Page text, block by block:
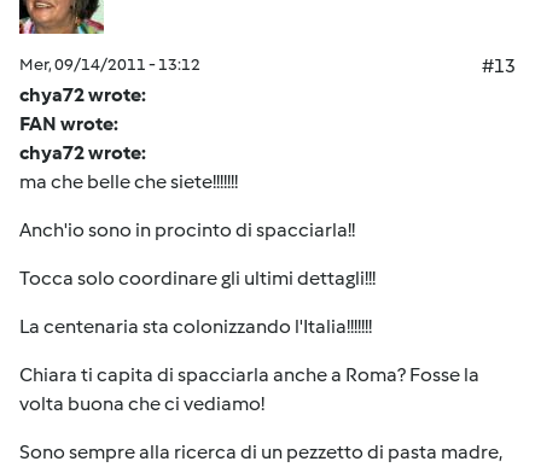
Mer, 09/14/2011 - 13:12
#13
chya72 wrote:
FAN wrote:
chya72 wrote:
ma che belle che siete!!!!!!!
Anch'io sono in procinto di spacciarla!!
Tocca solo coordinare gli ultimi dettagli!!!
La centenaria sta colonizzando l'Italia!!!!!!!
Chiara ti capita di spacciarla anche a Roma? Fosse la
volta buona che ci vediamo!
Sono sempre alla ricerca di un pezzetto di pasta madre,